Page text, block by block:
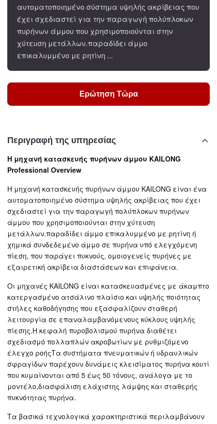
αυτοματοποιημένο σύστημα υψηλής ακρίβειας που
έχει σχεδιαστεί για την παραγωγή πολύπλοκων
πυρήνων άμμου που χρησιμοποιούνται στην
χύτευση μετάλλων.παραδίδει άμμο
επικαλυμμένο με ρητίνη ...
Ερώτηση Τώρα
Περιγραφή της υπηρεσίας
Η μηχανή κατασκευής πυρήνων άμμου KAILONG
Professional Overview
Η μηχανή κατασκευής πυρήνων άμμου KAILONG είναι ένα
αυτοματοποιημένο σύστημα υψηλής ακρίβειας που έχει
σχεδιαστεί για την παραγωγή πολύπλοκων πυρήνων
άμμου που χρησιμοποιούνται στην χύτευση
μετάλλων.παραδίδει άμμο επικαλυμμένο με ρητίνη ή
χημικά συνδεδεμένο άμμο σε πυρήνα υπό ελεγχόμενη
πίεση, που παράγει πυκνούς, ομοιογενείς πυρήνες με
εξαιρετική ακρίβεια διαστάσεων και επιφάνεια.
Οι μηχανές KAILONG είναι κατασκευασμένες με άκαμπτο
κατεργασμένο ατσάλινο πλαίσιο και υψηλής ποιότητας
στήλες καθοδήγησης που εξασφαλίζουν σταθερή
λειτουργία σε επαναλαμβανόμενους κύκλους υψηλής
πίεσης.Η κεφαλή πυροβολισμού πυρήνα διαθέτει
σχεδιασμό πολλαπλών ακροβωτίων με ρυθμιζόμενο
έλεγχο ροήςΤα συστήματα πνευματικών ή υδραυλικών
σφραγίδων παρέχουν δυνάμεις κλεισίματος πυρήνα κουτί
που κυμαίνονται από 5 έως 50 τόνους, ανάλογα με το
μοντέλο,διασφάλιση ελάχιστης λάμψης και σταθερής
πυκνότητας πυρήνα.
Τα βασικά τεχνολογικά χαρακτηριστικά περιλαμβάνουν